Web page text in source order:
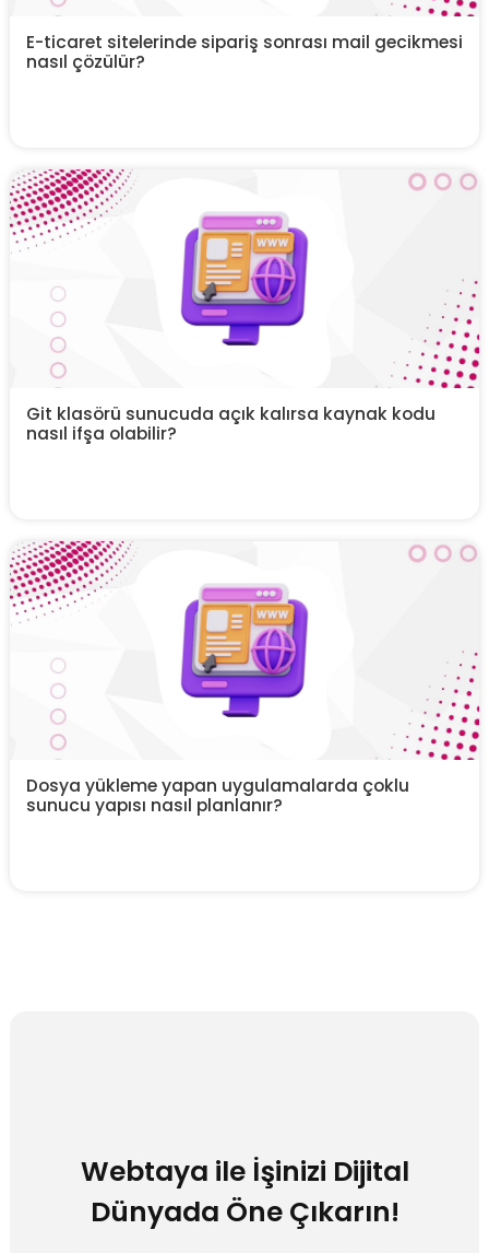
E-ticaret sitelerinde sipariş sonrası mail gecikmesi
nasıl çözülür?
Git klasörü sunucuda açık kalırsa kaynak kodu
nasıl ifşa olabilir?
Dosya yükleme yapan uygulamalarda çoklu
sunucu yapısı nasıl planlanır?
Webtaya ile İşinizi Dijital
Dünyada Öne Çıkarın!